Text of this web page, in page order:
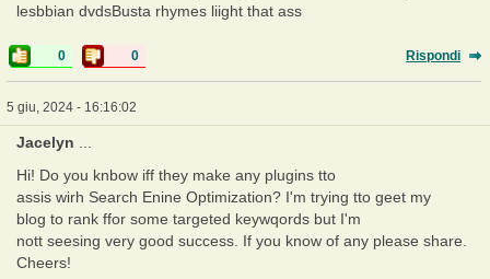
lesbbian dvdsBusta rhymes liight that ass
0 0 Rispondi
5 giu, 2024 - 16:16:02
Jacelyn
Hi! Do you knbow iff they make any plugins tto
assis wirh Search Enine Optimization? I'm trying tto geet my
blog to rank ffor some targeted keywqords but I'm
nott seesing very good success. If you know of any please share.
Cheers!